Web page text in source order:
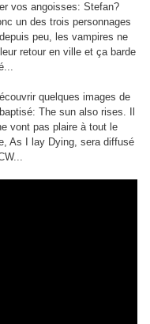
vos angoisses: Stefan?
un des trois personnages
peu, les vampires ne
retour en ville et ça barde
quelques images de
The sun also rises. Il
vont pas plaire à tout le
As I lay Dying, sera diffusé